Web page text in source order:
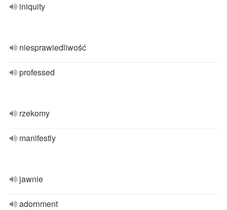
iniquity
niesprawiedliwość
professed
rzekomy
manifestly
jawnie
adornment